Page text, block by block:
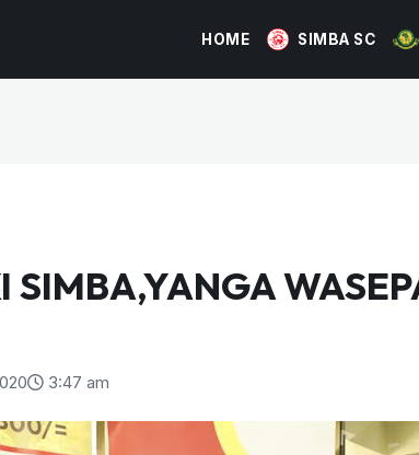
HOME SIMBA SC
SIMBA,YANGA
3:47 am